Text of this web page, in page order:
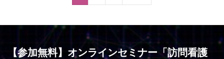
【参加無料】オンラインセミナー「訪問看護